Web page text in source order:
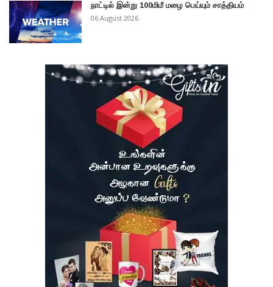
நாட்டில் இன்று 100மிமீ மழை பெய்யும் சாத்தியம்
06 August 2026